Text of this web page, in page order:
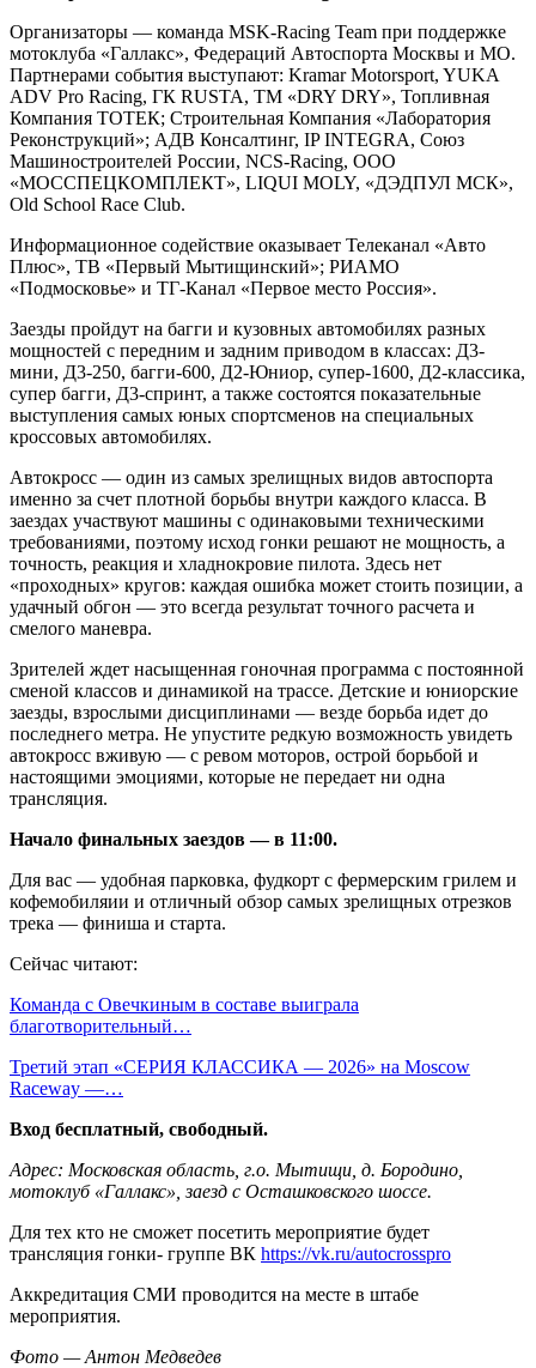
Организаторы — команда MSK-Racing Team при поддержке
мотоклуба «Галлакс», Федераций Автоспорта Москвы и МО.
Партнерами события выступают: Kramar Motorsport, YUKA
ADV Pro Racing, ГК RUSTA, ТМ «DRY DRY», Топливная
Компания ТОТЕК; Строительная Компания «Лаборатория
Реконструкций»; АДВ Консалтинг, IP INTEGRA, Союз
Машиностроителей России, NCS-Racing, ООО
«МОССПЕЦКОМПЛЕКТ», LIQUI MOLY, «ДЭДПУЛ МСК»,
Old School Race Club.
Информационное содействие оказывает Телеканал «Авто
Плюс», ТВ «Первый Мытищинский»; РИАМО
«Подмосковье» и ТГ-Канал «Первое место Россия».
Заезды пройдут на багги и кузовных автомобилях разных
мощностей с передним и задним приводом в классах: Д3-
мини, Д3-250, багги-600, Д2-Юниор, супер-1600, Д2-классика,
супер багги, Д3-спринт, а также состоятся показательные
выступления самых юных спортсменов на специальных
кроссовых автомобилях.
Автокросс — один из самых зрелищных видов автоспорта
именно за счет плотной борьбы внутри каждого класса. В
заездах участвуют машины с одинаковыми техническими
требованиями, поэтому исход гонки решают не мощность, а
точность, реакция и хладнокровие пилота. Здесь нет
«проходных» кругов: каждая ошибка может стоить позиции, а
удачный обгон — это всегда результат точного расчета и
смелого маневра.
Зрителей ждет насыщенная гоночная программа с постоянной
сменой классов и динамикой на трассе. Детские и юниорские
заезды, взрослыми дисциплинами — везде борьба идет до
последнего метра. Не упустите редкую возможность увидеть
автокросс вживую — с ревом моторов, острой борьбой и
настоящими эмоциями, которые не передает ни одна
трансляция.
Начало финальных заездов — в 11:00.
Для вас — удобная парковка, фудкорт с фермерским грилем и
кофемобиляии и отличный обзор самых зрелищных отрезков
трека — финиша и старта.
Сейчас читают:
Команда с Овечкиным в составе выиграла
благотворительный…
Третий этап «СЕРИЯ КЛАССИКА — 2026» на Moscow
Raceway —…
Вход бесплатный, свободный.
Адрес: Московская область, г.о. Мытищи, д. Бородино,
мотоклуб «Галлакс», заезд с Осташковского шоссе.
Для тех кто не сможет посетить мероприятие будет
трансляция гонки- группе ВК https://vk.ru/autocrosspro
Аккредитация СМИ проводится на месте в штабе
мероприятия.
Фото — Антон Медведев